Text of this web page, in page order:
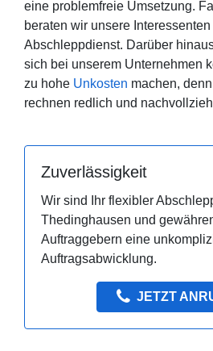
eine problemfreie Umsetzung.
beraten wir unsere
Abschleppdienst. Darüber
sich bei unserem Unternehmen
zu hohe Unkosten machen,
rechnen redlich und
Zuverlässigkeit
Wir sind Ihr flexibler
Thedinghausen und
Auftraggebern eine
Auftragsabwicklung.
JETZT